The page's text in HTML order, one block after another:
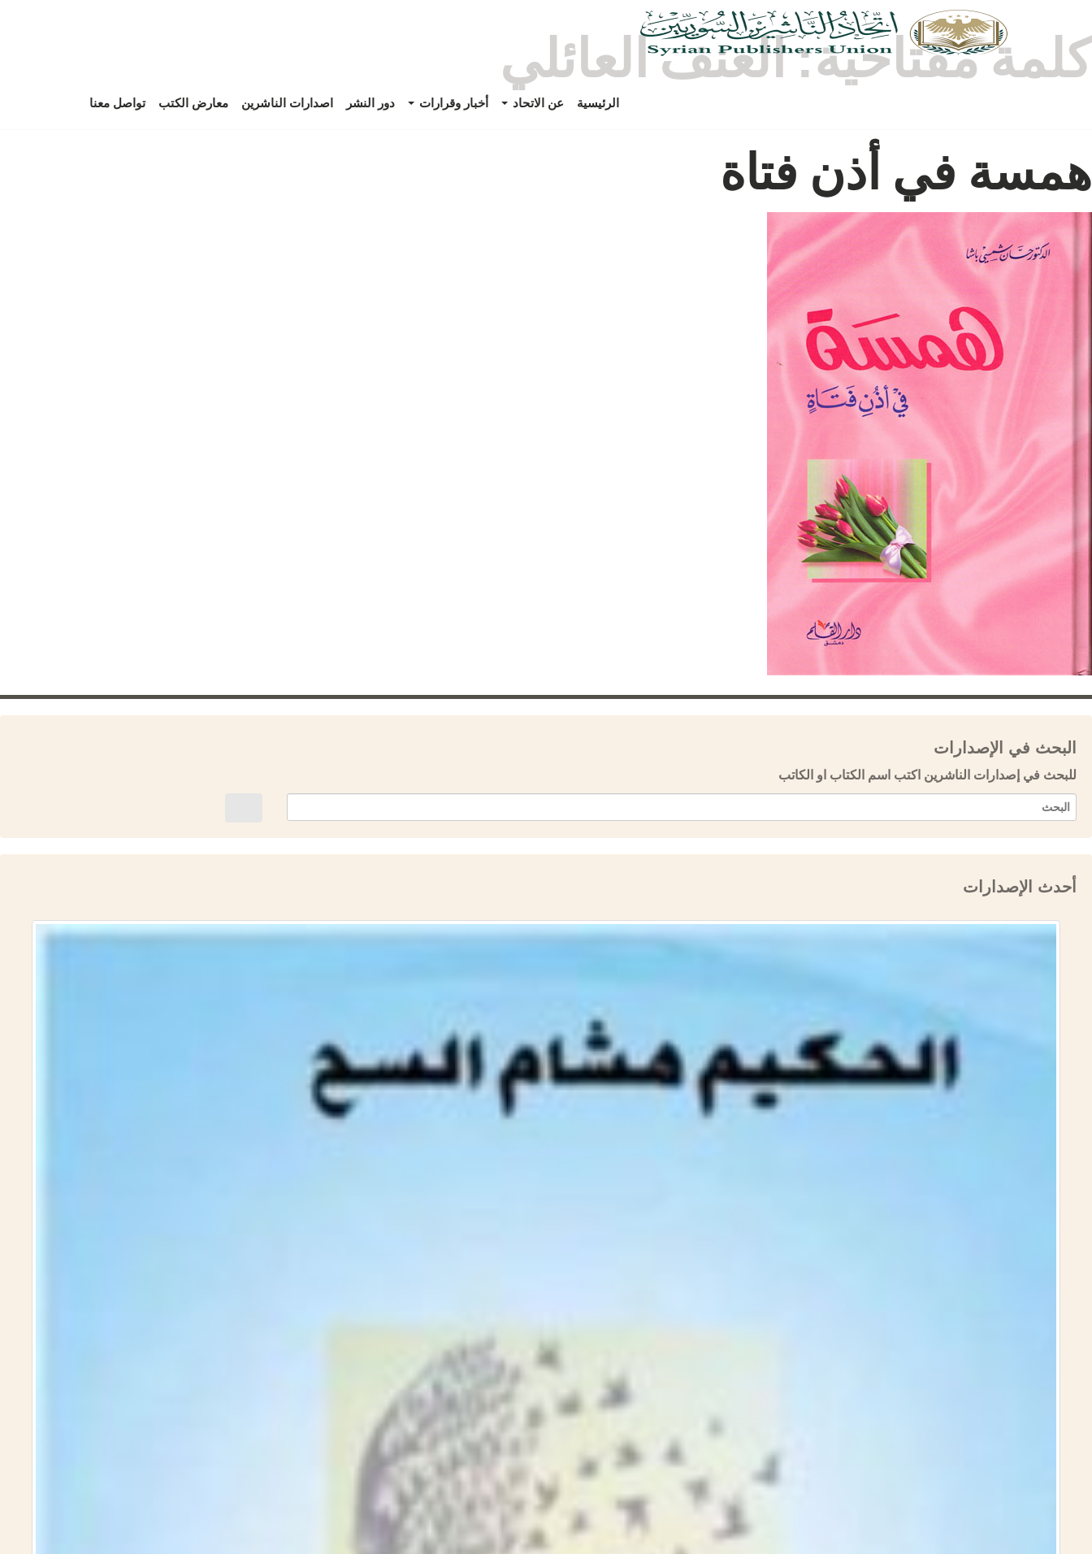
الرئيسية عن الاتحاد أخبار وقرارات دور النشر اصدارات الناشرين معارض الكتب تواصل معنا
كلمة مفتاحية:العنف العائلي
همسة في أذن فتاة
البحث في الإصدارات
للبحث في إصدارات الناشرين اكتب اسم الكتاب او الكاتب
أحدث الإصدارات